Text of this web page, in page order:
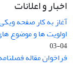
اخبار و اعلانات
آغاز به کار صفحه
اولویت ها و موضوع
04-03
فراخوان مقاله